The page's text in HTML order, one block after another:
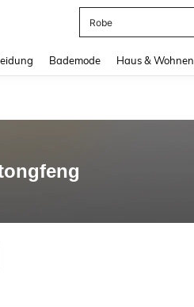
Robe
Bademode Haus & Wohnen